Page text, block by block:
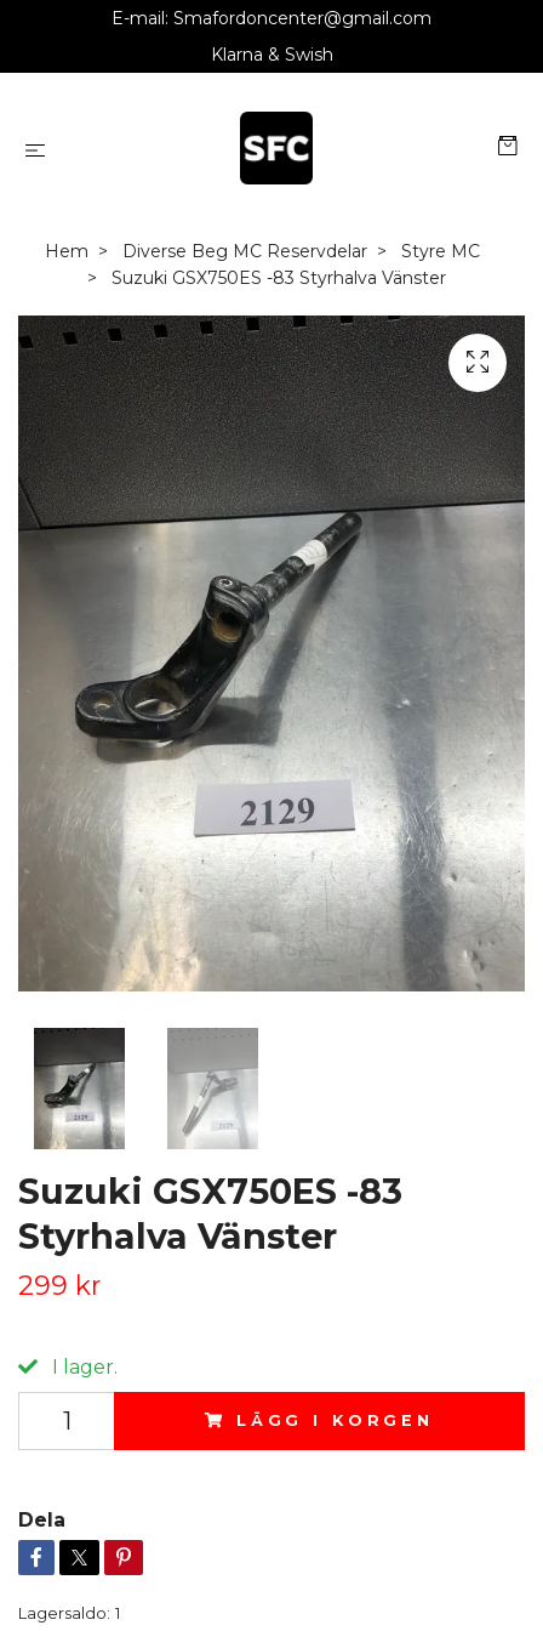
E-mail: Smafordoncenter@gmail.com
Klarna & Swish
Hem Diverse Beg MC Reservdelar
Styre MC
Suzuki GSX750ES -83 Styrhalva Vänster
Suzuki GSX750ES -83
Styrhalva Vänster
299 kr
I lager.
LÄGG I KORGEN
Dela
Lagersaldo: 1